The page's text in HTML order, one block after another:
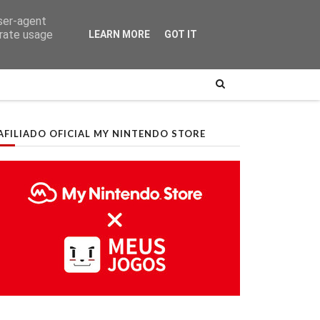
OFICIAL MY NINTENDO STORE
agent
usage
LEARN MORE GOT IT